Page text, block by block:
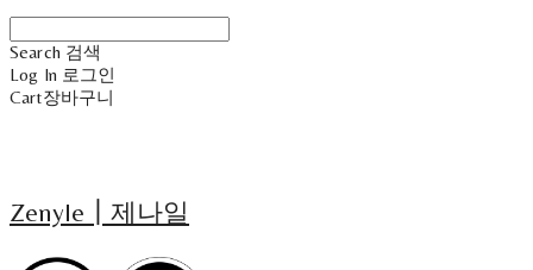
Search 검색
Log In 로그인
Cart장바구니
Zenyle┃제나일